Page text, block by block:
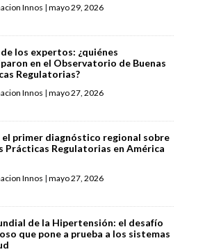
Innos | mayo 29, 2026
de los expertos: ¿quiénes
en el Observatorio de Buenas
Regulatorias?
Innos | mayo 27, 2026
el primer diagnóstico regional sobre
Prácticas Regulatorias en América
Innos | mayo 27, 2026
de la Hipertensión: el desafío
que pone a prueba a los sistemas